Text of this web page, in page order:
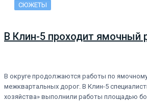
СЮЖЕТЫ
В Клин-5 проходит ямочный
В округе продолжаются работы по
межквартальных дорог. В Клин-5
хозяйства» выполнили работы площадью